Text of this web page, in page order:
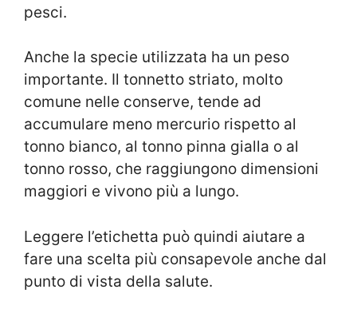
pesci.
Anche la specie utilizzata ha un peso
importante. Il tonnetto striato, molto
comune nelle conserve, tende ad
accumulare meno mercurio rispetto al
tonno bianco, al tonno pinna gialla o al
tonno rosso, che raggiungono dimensioni
maggiori e vivono più a lungo.
Leggere l’etichetta può quindi aiutare a
fare una scelta più consapevole anche dal
punto di vista della salute.